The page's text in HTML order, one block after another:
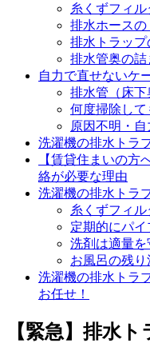
糸くずフィ
排水ホース
排水トラップ
排水管奥の詰
自力で直せないケ
排水管（床
何度掃除し
原因不明・
洗濯機の排水トラ
【賃貸住まいの方
絡が必要な理由
洗濯機の排水トラ
糸くずフィ
定期的にパ
洗剤は適量を
お風呂の残
洗濯機の排水トラ
お任せ！
【緊急】排水